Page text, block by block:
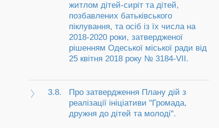
житлом дітей-сиріт та дітей,
позбавлених батьківського
піклування, та осіб із їх числа на
2018-2020 роки, затвердженої
рішенням Одеської міської ради від
25 квітня 2018 року № 3184-VII.
3.8.
Про затвердження Плану дій з
реалізації ініціативи "Громада,
дружня до дітей та молоді".